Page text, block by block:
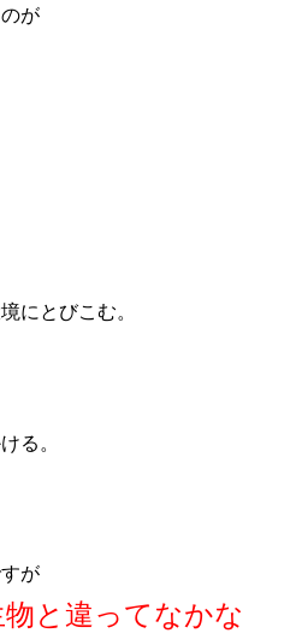
が
にとびこむ。
る。
が
と違ってなかな